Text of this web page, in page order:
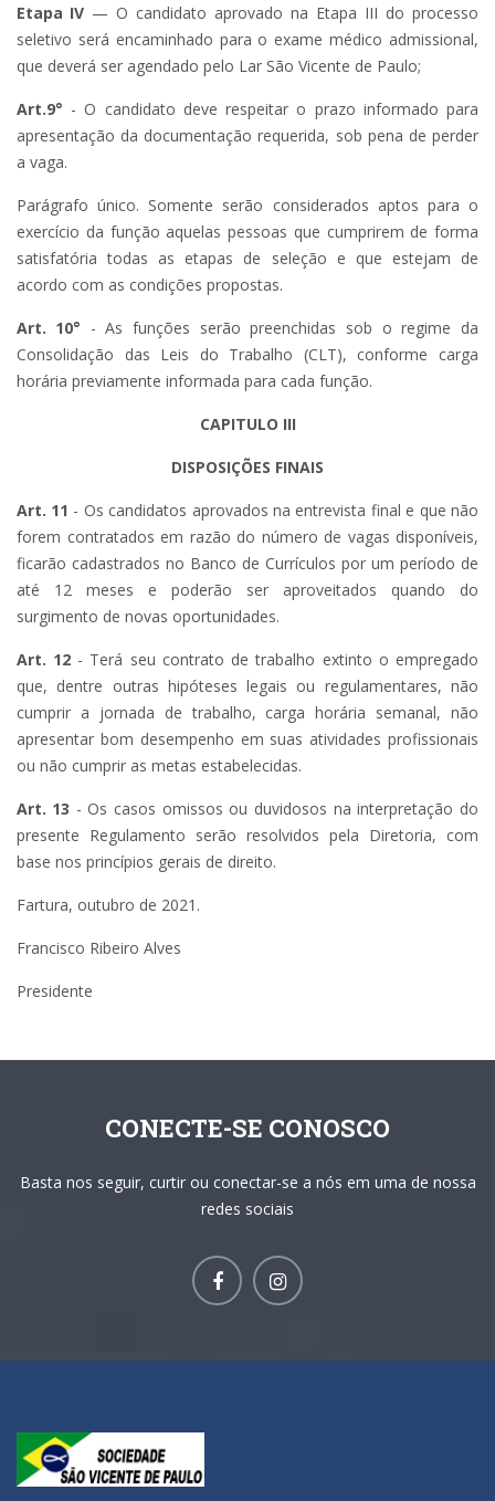
Etapa IV — O candidato aprovado na Etapa III do processo
seletivo será encaminhado para o exame médico admissional,
que deverá ser agendado pelo Lar São Vicente de Paulo;
Art.9° - O candidato deve respeitar o prazo informado para
apresentação da documentação requerida, sob pena de perder
a vaga.
Parágrafo único. Somente serão considerados aptos para o
exercício da função aquelas pessoas que cumprirem de forma
satisfatória todas as etapas de seleção e que estejam de
acordo com as condições propostas.
Art. 10° - As funções serão preenchidas sob o regime da
Consolidação das Leis do Trabalho (CLT), conforme carga
horária previamente informada para cada função.
CAPITULO III
DISPOSIÇÕES FINAIS
Art. 11 - Os candidatos aprovados na entrevista final e que não
forem contratados em razão do número de vagas disponíveis,
ficarão cadastrados no Banco de Currículos por um período de
até 12 meses e poderão ser aproveitados quando do
surgimento de novas oportunidades.
Art. 12 - Terá seu contrato de trabalho extinto o empregado
que, dentre outras hipóteses legais ou regulamentares, não
cumprir a jornada de trabalho, carga horária semanal, não
apresentar bom desempenho em suas atividades profissionais
ou não cumprir as metas estabelecidas.
Art. 13 - Os casos omissos ou duvidosos na interpretação do
presente Regulamento serão resolvidos pela Diretoria, com
base nos princípios gerais de direito.
Fartura, outubro de 2021.
Francisco Ribeiro Alves
Presidente
CONECTE-SE CONOSCO
Basta nos seguir, curtir ou conectar-se a nós em uma de nossa
redes sociais